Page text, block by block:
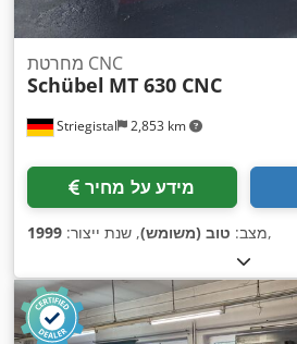
Striegistal 2,853 km
מחרטת CNC
Schübel MT 630 CNC
מידע על מחיר
מצב: טוב (משומש), שנת ייצור: 1999 ,